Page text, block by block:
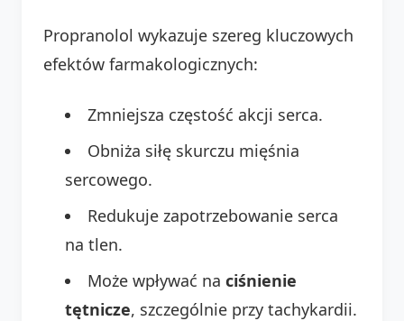
Propranolol wykazuje szereg kluczowych
efektów farmakologicznych:
Zmniejsza częstość akcji serca.
Obniża siłę skurczu mięśnia
sercowego.
Redukuje zapotrzebowanie serca
na tlen.
Może wpływać na ciśnienie
tętnicze, szczególnie przy tachykardii.